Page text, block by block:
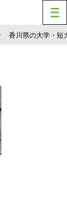
香川県の大学・短